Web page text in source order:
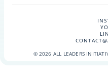
© 2026 ALL LEADERS